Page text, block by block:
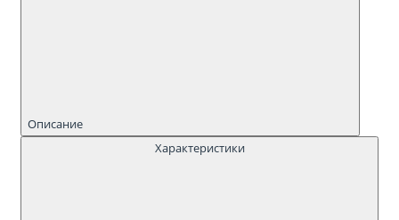
Описание
Характеристики